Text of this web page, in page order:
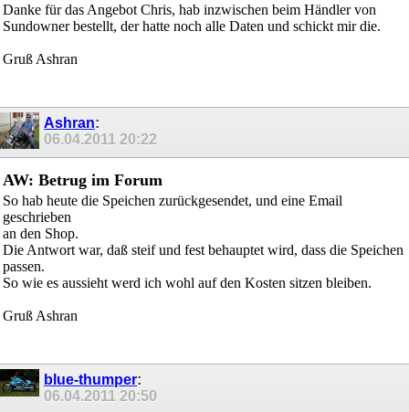
Danke für das Angebot Chris, hab inzwischen beim Händler von
Sundowner bestellt, der hatte noch alle Daten und schickt mir die.
Gruß Ashran
Ashran:
06.04.2011 20:22
AW: Betrug im Forum
So hab heute die Speichen zurückgesendet, und eine Email
geschrieben
an den Shop.
Die Antwort war, daß steif und fest behauptet wird, dass die Speichen
passen.
So wie es aussieht werd ich wohl auf den Kosten sitzen bleiben.
Gruß Ashran
blue-thumper:
06.04.2011 20:50